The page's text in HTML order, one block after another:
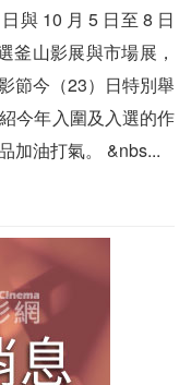
與 10 月 5 日至 8 日
釜山影展與市場展，
節今（23）日特別舉
今年入圍及入選的作
加油打氣。 &nbs...